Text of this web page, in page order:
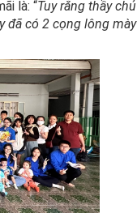
là: “Tuy rằng thầy chủ
đã có 2 cọng lông mày